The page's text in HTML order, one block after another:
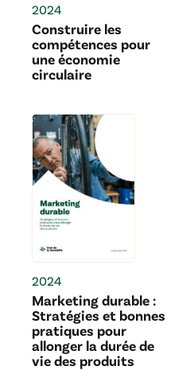
2024
Construire les
compétences pour
une économie
circulaire
2024
Marketing durable :
Stratégies et bonnes
pratiques pour
allonger la durée de
vie des produits